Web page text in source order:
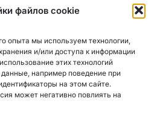
файлов cookie
опыта мы используем технологии,
и/или доступа к информации
этих технологий
например поведение при
на этом сайте.
может негативно повлиять на
адрес: ул. Мазюмправас
LV-1063 |20260160
Контакты